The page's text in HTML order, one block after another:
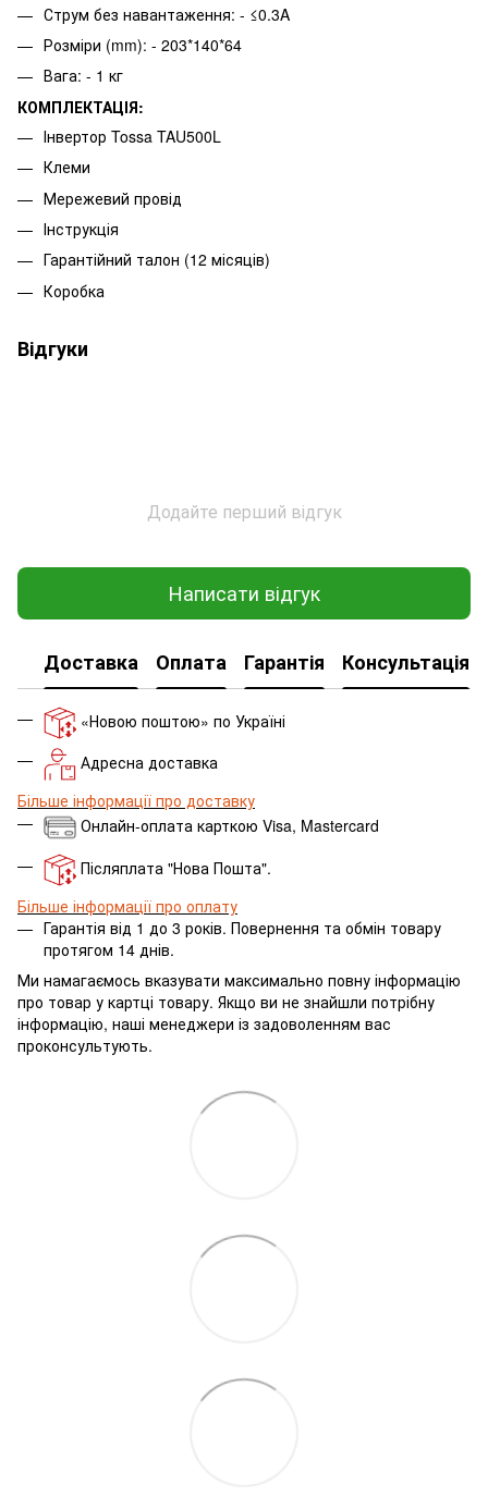
Струм без навантаження: - ≤0.3A
Розміри (mm): - 203*140*64
Вага: - 1 кг
КОМПЛЕКТАЦІЯ:
Інвертор Tossa TAU500L
Клеми
Мережевий провід
Інструкція
Гарантійний талон (12 місяців)
Коробка
Відгуки
Додайте перший відгук
Написати відгук
Доставка Оплата Гарантія Консультація
«Новою поштою» по Україні
Адресна доставка
Більше інформації про доставку
Онлайн-оплата карткою Visa, Mastercard
Післяплата "Нова Пошта".
Більше інформації про оплату
Гарантія від 1 до 3 років. Повернення та обмін товару
протягом 14 днів.
Ми намагаємось вказувати максимально повну інформацію
про товар у картці товару. Якщо ви не знайшли потрібну
інформацію, наші менеджери із задоволенням вас
проконсультують.